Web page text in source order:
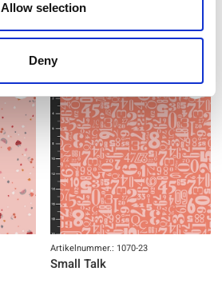
Allow selection
Deny
NEU
Artikelnummer.: 1070-23
Small Talk